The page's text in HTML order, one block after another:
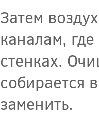
Затем
каналам,
стенках.
собирается
заменить.